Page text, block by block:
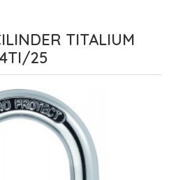
TITALIUM
25